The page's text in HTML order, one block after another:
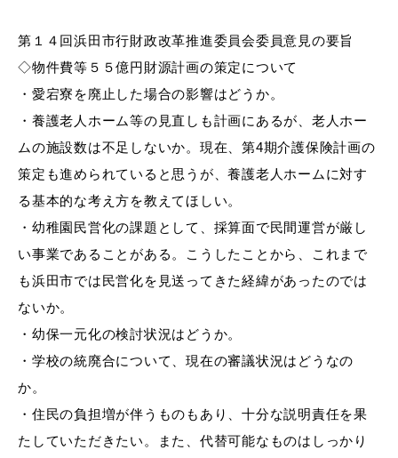
ごみ・リサイクル 支援・助成制度
各種相談窓口 入札
公共交通・
敬老福祉乗車券
公共施設 イベント情報
第１４回浜田市行財政改革推進委員会委員意見の要旨
◇物件費等５５億円財源計画の策定について
・ 愛宕寮を廃止した場合の影響はどうか。
・ 養護老人ホーム等の見直しも計画にあるが、老人ホー
ムの施設数は不足しないか。現在、第4期介護保険計画の
策定も進められていると思うが、養護老人ホームに対す
る基本的な考え方を教えてほしい。
・ 幼稚園民営化の課題として、採算面で民間運営が厳し
い事業であることがある。こうしたことから、これまで
も浜田市では民営化を見送ってきた経緯があったのでは
ないか。
・ 幼保一元化の検討状況はどうか。
・学校の統廃合について、現在の審議状況はどうなの
か。
・ 住民の負担増が伴うものもあり、十分な説明責任を果
たしていただきたい。また、代替可能なものはしっかり